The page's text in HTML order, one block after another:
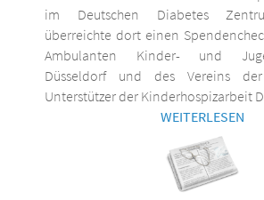
im Deutschen Diabetes
überreichte dort einen
Ambulanten Kinder- und
Düsseldorf und des Vereins
Unterstützer der Kinderhospizarbeit
WEITERLESEN